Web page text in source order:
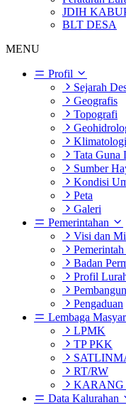
JDIH
BLT DESA
MENU
Profil
Sejarah
Geografis
Topografi
Klimatologi
Tata Guna
Sumber
Kondisi
Peta
Galeri
Pemerintahan
Visi dan
Pemerintah
Badan
Profil
Pengaduan
Lembaga
LPMK
TP PKK
RT/RW
KARANG
Data Kalurahan